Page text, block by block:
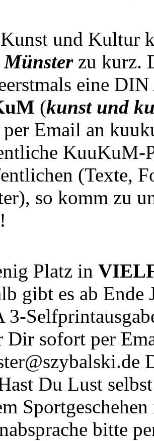
und Kultur
zu kurz.
eine
(kunst und
Email an
KuuKuM-
(Texte,
so komm zu
Platz in
gibt es ab Ende
3-
Dir sofort per
Du Lust
bitte